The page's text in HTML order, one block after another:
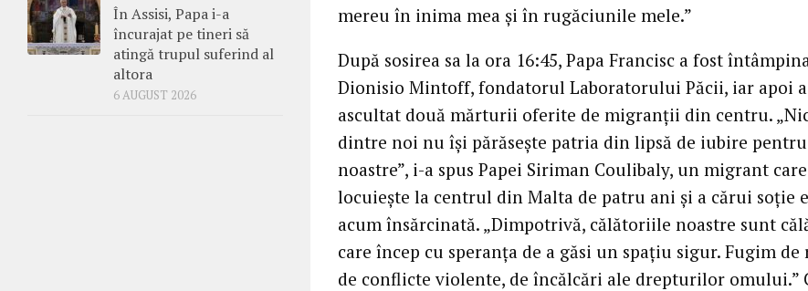
mereu în inima mea și în rugăciunile mele.”
După sosirea sa la ora 16:45, Papa Francisc a fost
Dionisio Mintoff, fondatorul Laboratorului Păcii, iar apoi a
ascultat două mărturii oferite de migranții din centru.
dintre noi nu își părăsește patria din lipsă de iubire
noastre”, i-a spus Papei Siriman Coulibaly, un migrant care
locuiește la centrul din Malta de patru ani și a cărui soție
acum însărcinată. „Dimpotrivă, călătoriile noastre sunt
care încep cu speranța de a găsi un spațiu sigur. Fugim de
de conflicte violente, de încălcări ale drepturilor omului.”
În Assisi, Papa i-a
încurajat pe tineri să
atingă trupul suferind al
altora
6 AUGUST 2026